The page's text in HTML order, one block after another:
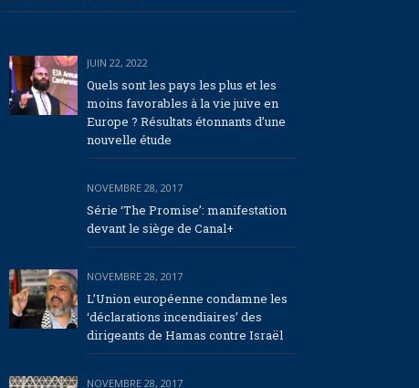
JUIN 22, 2022
Quels sont les pays les plus et les
moins favorables à la vie juive en
Europe ? Résultats étonnants d’une
nouvelle étude
NOVEMBRE 28, 2017
Série ‘The Promise’: manifestation
devant le siège de Canal+
NOVEMBRE 28, 2017
L’Union européenne condamne les
‘déclarations incendiaires’ des
dirigeants de Hamas contre Israël
NOVEMBRE 28, 2017